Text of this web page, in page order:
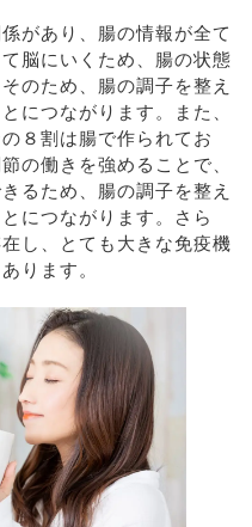
があり、腸の情報が全て
脳にいくため、腸の状態
のため、腸の調子を整え
につながります。また、
８割は腸で作られてお
の働きを強めることで、
るため、腸の調子を整え
につながります。さら
し、とても大きな免疫機
ります。